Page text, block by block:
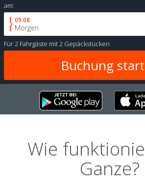
am:
09.08
Morgen
Für2 Fahrgäste mit2 Gepäckstücken
Wie
Ganze?